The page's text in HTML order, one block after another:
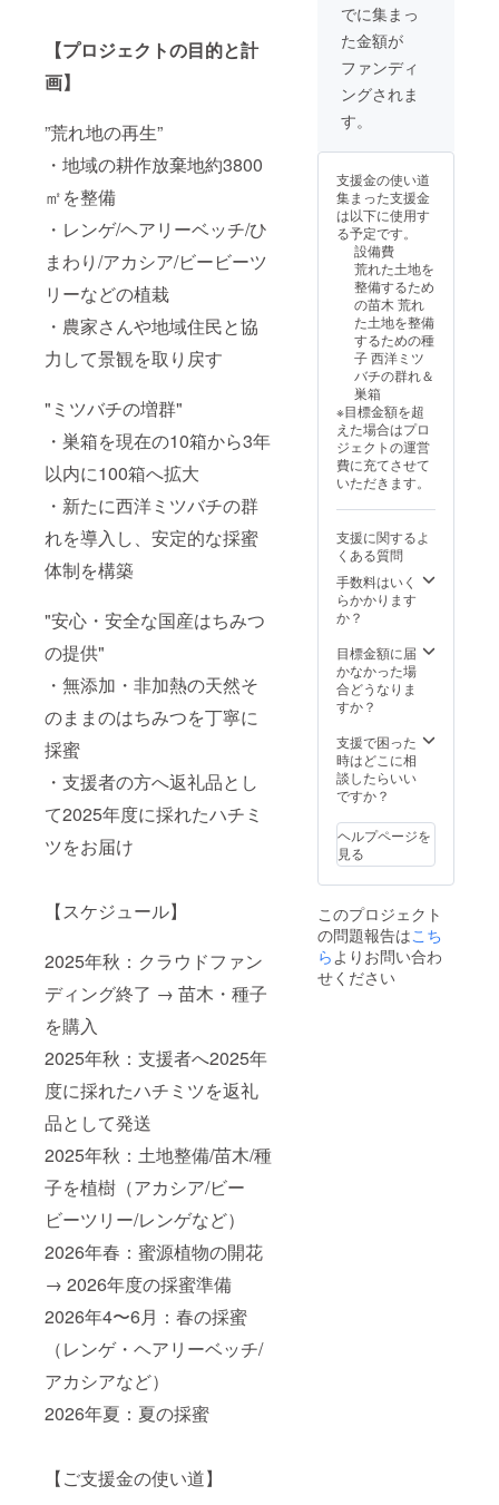
【プロジェクトの目的と計
画】
”荒れ地の再生”
・地域の耕作放棄地約3800
㎡を整備
・レンゲ/ヘアリーベッチ/ひ
まわり/アカシア/ビービーツ
リーなどの植栽
・農家さんや地域住民と協
力して景観を取り戻す
"ミツバチの増群"
・巣箱を現在の10箱から3年
以内に100箱へ拡大
・新たに西洋ミツバチの群
れを導入し、安定的な採蜜
体制を構築
"安心・安全な国産はちみつ
の提供"
・無添加・非加熱の天然そ
のままのはちみつを丁寧に
採蜜
・支援者の方へ返礼品とし
て2025年度に採れたハチミ
ツをお届け
【スケジュール】
2025年秋：クラウドファン
ディング終了 → 苗木・種子
を購入
2025年秋：支援者へ2025年
度に採れたハチミツを返礼
品として発送
2025年秋：土地整備/苗木/種
子を植樹（アカシア/ビー
ビーツリー/レンゲなど）
2026年春：蜜源植物の開花
→ 2026年度の採蜜準備
2026年4〜6月：春の採蜜
（レンゲ・ヘアリーベッチ/
アカシアなど）
2026年夏：夏の採蜜
【ご支援金の使い道】
でに集まっ
た金額が
ファンディ
ングされま
す。
支援金の使い道
集まった支援金
は以下に使用す
る予定です。
設備費
荒れた土地を
整備するため
の苗木 荒れ
た土地を整備
するための種
子 西洋ミツ
バチの群れ＆
巣箱
※目標金額を超
えた場合はプロ
ジェクトの運営
費に充てさせて
いただきます。
支援に関するよ
くある質問
手数料はいく
らかかります
か？
目標金額に届
かなかった場
合どうなりま
すか？
支援で困った
時はどこに相
談したらいい
ですか？
ヘルプページを
見る
このプロジェクト
の問題報告はこち
らよりお問い合わ
せください